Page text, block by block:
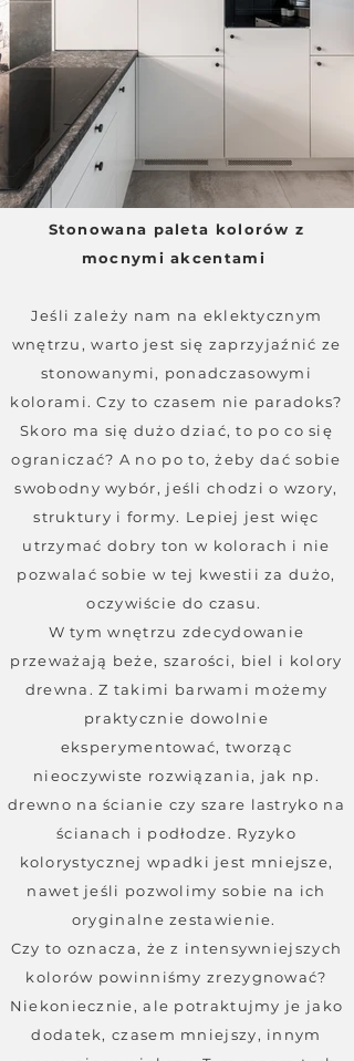
Stonowana paleta kolorów z
mocnymi akcentami
Jeśli zależy nam na eklektycznym
wnętrzu, warto jest się zaprzyjaźnić ze
stonowanymi, ponadczasowymi
kolorami. Czy to czasem nie paradoks?
Skoro ma się dużo dziać, to po co się
ograniczać? A no po to, żeby dać sobie
swobodny wybór, jeśli chodzi o wzory,
struktury i formy. Lepiej jest więc
utrzymać dobry ton w kolorach i nie
pozwalać sobie w tej kwestii za dużo,
oczywiście do czasu.
W tym wnętrzu zdecydowanie
przeważają beże, szarości, biel i kolory
drewna. Z takimi barwami możemy
praktycznie dowolnie
eksperymentować, tworząc
nieoczywiste rozwiązania, jak np.
drewno na ścianie czy szare lastryko na
ścianach i podłodze. Ryzyko
kolorystycznej wpadki jest mniejsze,
nawet jeśli pozwolimy sobie na ich
oryginalne zestawienie.
Czy to oznacza, że z intensywniejszych
kolorów powinniśmy zrezygnować?
Niekoniecznie, ale potraktujmy je jako
dodatek, czasem mniejszy, innym